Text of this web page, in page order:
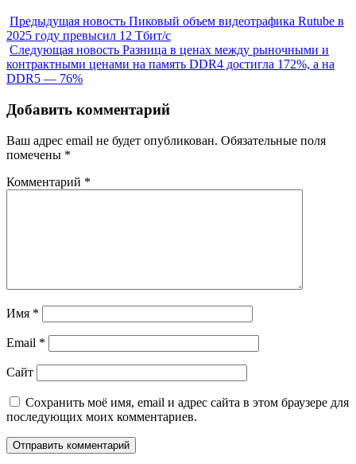
Предыдущая новость Пиковый объем видеотрафика Rutube в
2025 году превысил 12 Тбит/с
Следующая новость Разница в ценах между рыночными и
контрактными ценами на память DDR4 достигла 172%, а на
DDR5 — 76%
Добавить комментарий
Ваш адрес email не будет опубликован. Обязательные поля
помечены *
Комментарий *
Имя *
Email *
Сайт
Сохранить моё имя, email и адрес сайта в этом браузере для
последующих моих комментариев.